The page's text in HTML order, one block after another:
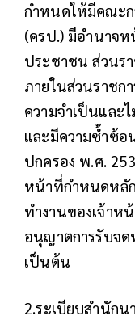
กำหนดให้มีคณะก
(ครป.) มีอำนาจห
ประชาชน ส่วนร
ภายในส่วนราชก
ความจำเป็นและ
และมีความซ้ำซ้อ
ปกครอง พ.ศ.
หน้าที่กำหนดหลั
ทำงานของเจ้าห
อนุญาตการรับจ
เป็นต้น
2.ระเบียบสำนักน